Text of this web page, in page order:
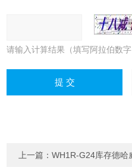
请输入计算结果（填写阿拉伯数
上一篇：WH1R-G24库存德哈